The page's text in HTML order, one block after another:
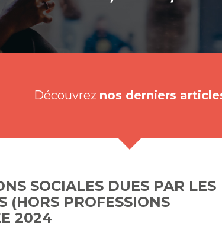
Découvrez nos derniers
SOCIALES DUES PAR LES
(HORS PROFESSIONS
2024